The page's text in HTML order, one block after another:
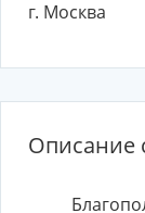
г. Москва
Описание